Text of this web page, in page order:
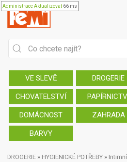
AdministraceAktualizovat 66 ms
VE SLEVĚ DROGERIE
CHOVATELSTVÍ
DOMÁCNOST ZAHRADA
BARVY
DROGERIE » HYGIENICKÉ POTŘEBY »